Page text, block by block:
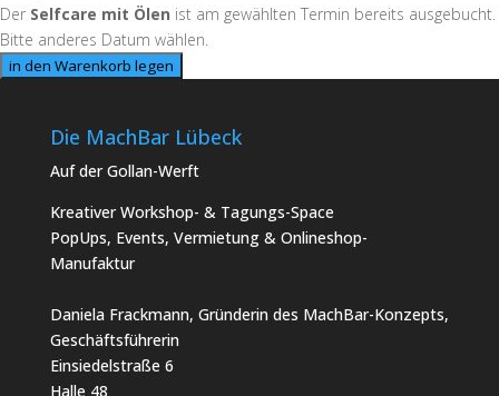
Der Selfcare mit Ölen ist am gewählten Termin bereits ausgebucht.
Bitte anderes Datum wählen.
in den Warenkorb legen
Die MachBar Lübeck
Auf der Gollan-Werft
Kreativer Workshop- & Tagungs-Space
PopUps, Events, Vermietung & Onlineshop-
Manufaktur
Daniela Frackmann, Gründerin des MachBar-Konzepts,
Geschäftsführerin
Einsiedelstraße 6
Halle 48